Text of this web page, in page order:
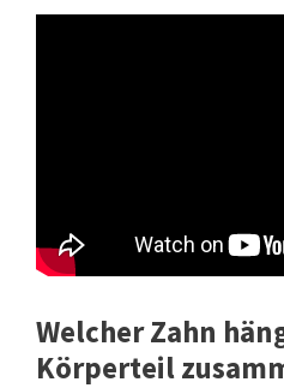
Welcher Zahn
Körperteil